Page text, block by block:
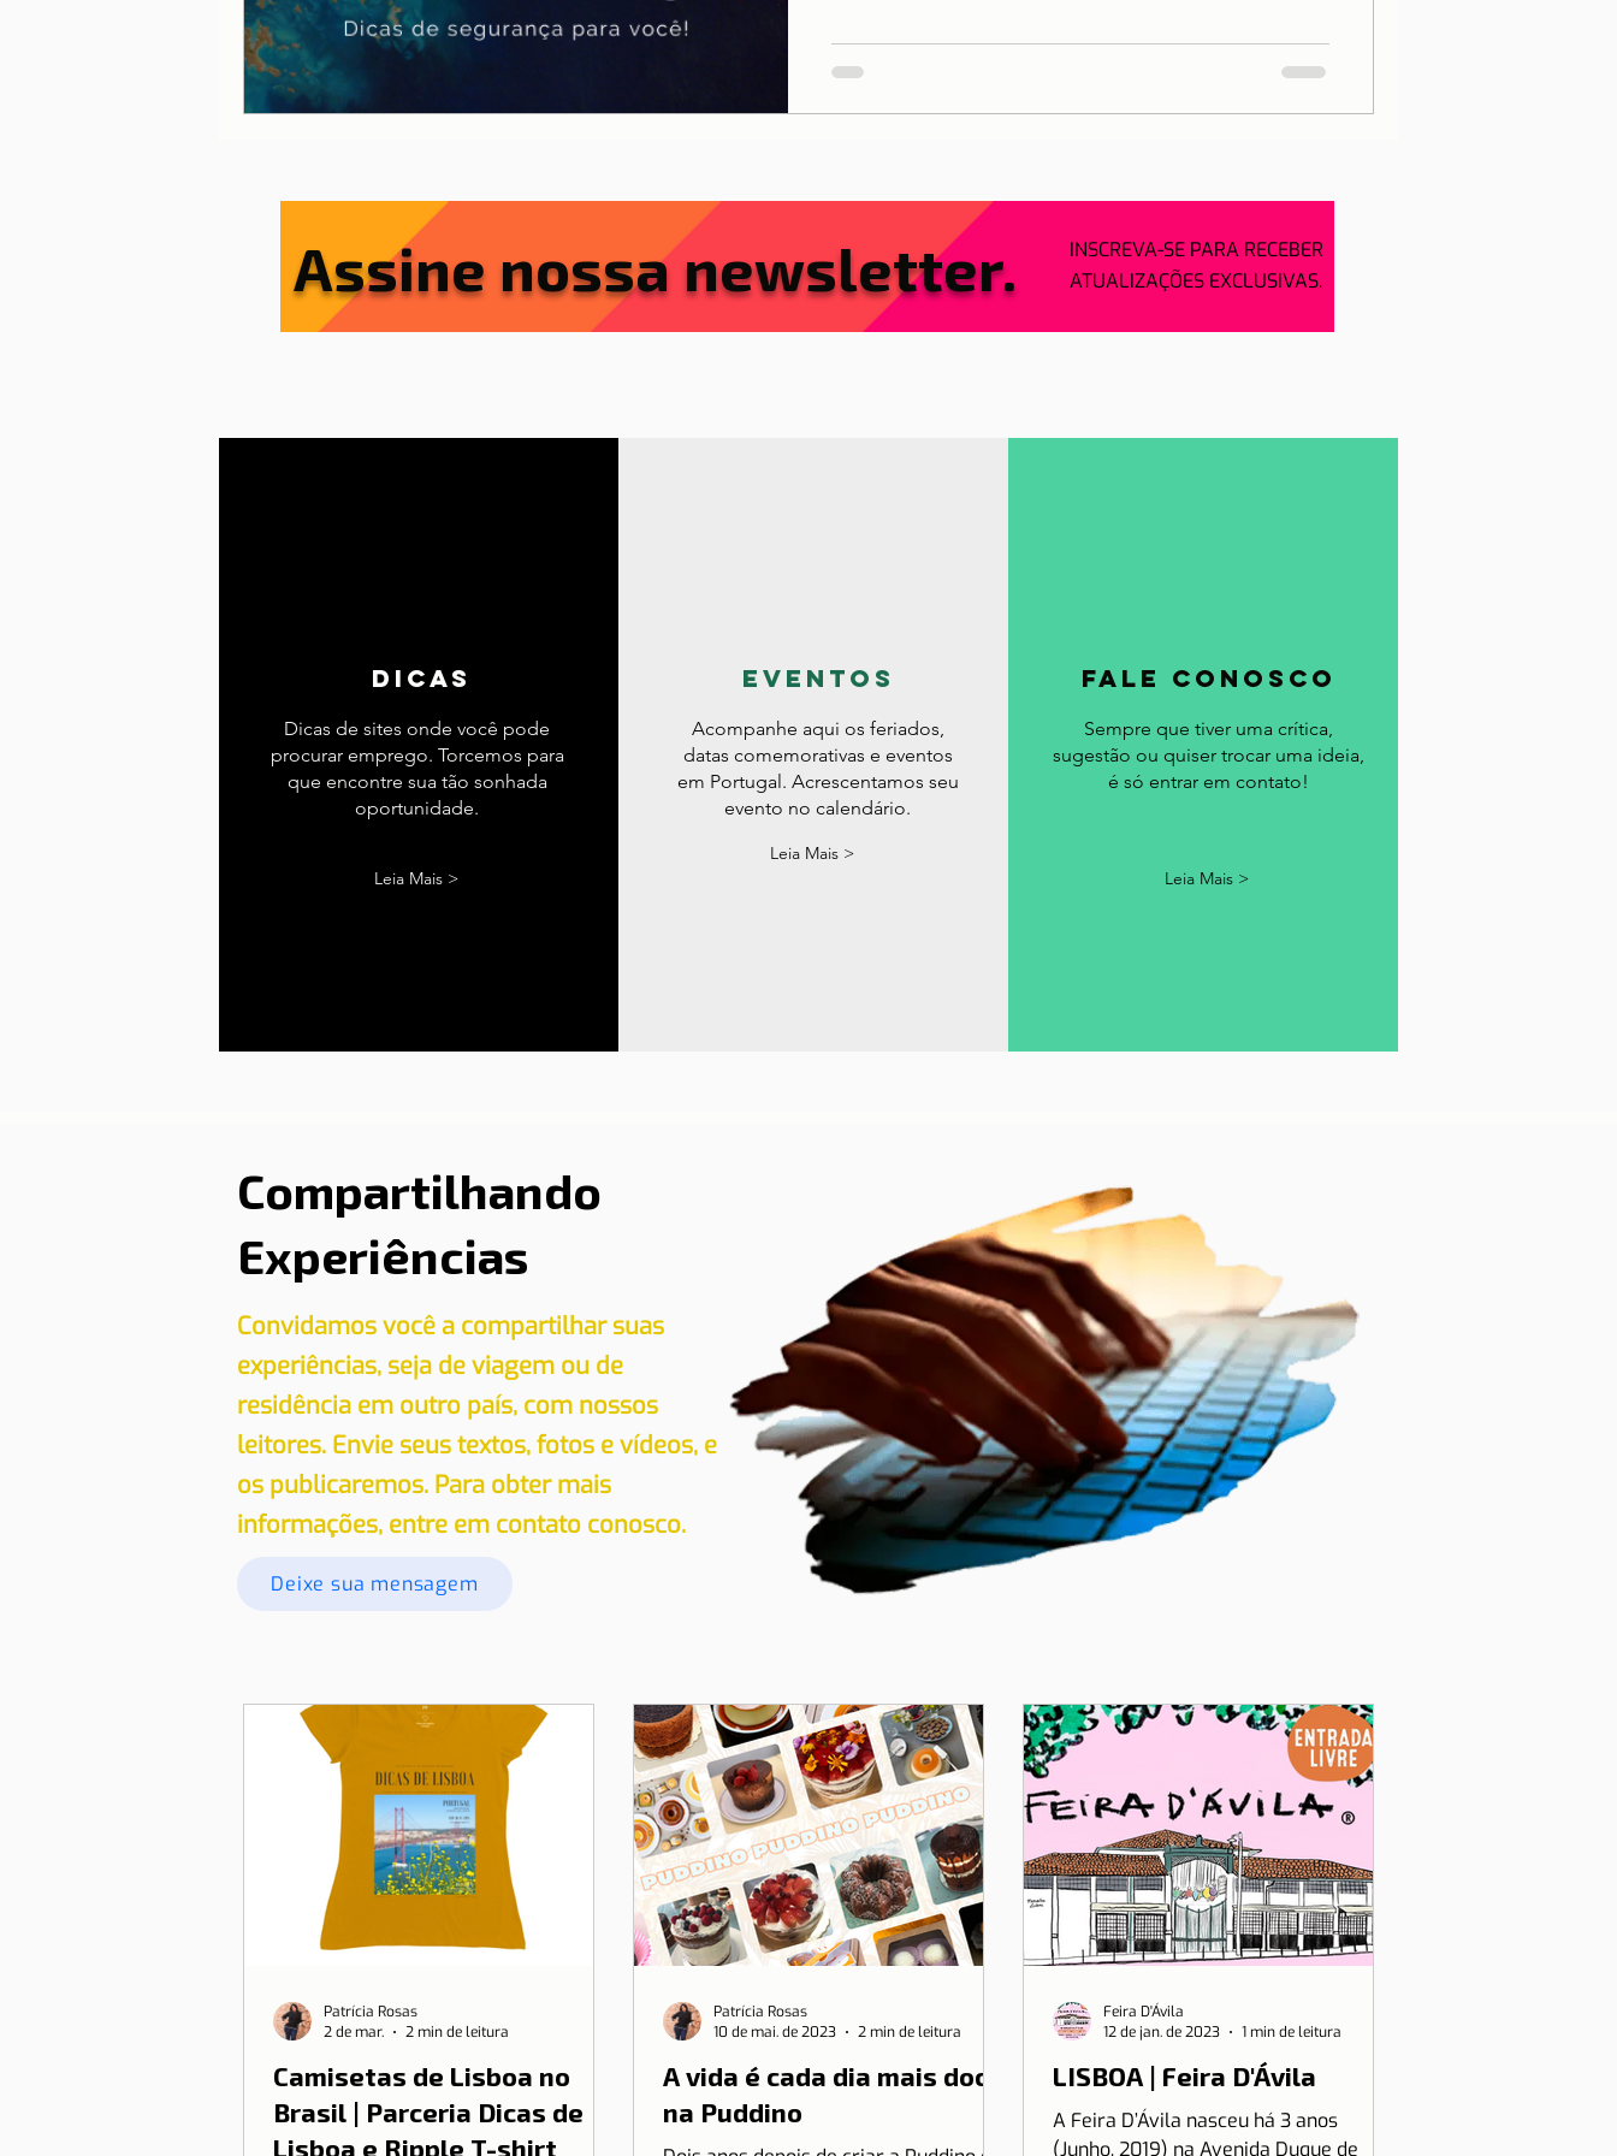
Assine nossa newsletter.
INSCREVA-SE PARA RECEBER
ATUALIZAÇÕES EXCLUSIVAS.
dicas
Dicas de sites onde você pode
procurar emprego. Torcemos para
que encontre sua tão sonhada
oportunidade.
Leia Mais >
eventos
Acompanhe aqui os feriados,
datas comemorativas e eventos
em Portugal. Acrescentamos seu
evento no calendário.
Leia Mais >
fale conosco
Sempre que tiver uma crítica,
sugestão ou quiser trocar uma ideia,
é só entrar em contato!
Leia Mais >
Compartilhando
Experiências
Convidamos você a compartilhar suas
experiências, seja de viagem ou de
residência em outro país, com nossos
leitores. Envie seus textos, fotos e vídeos, e
os publicaremos. Para obter mais
informações, entre em contato conosco.
Deixe sua mensagem
Camisetas de Lisboa no
Brasil | Parceria Dicas de
Lisboa e Ripple T-shirt
Patrícia Rosas
2 de mar.
2 min de leitura
A vida é cada dia mais doce
na Puddino
Patrícia Rosas
10 de mai. de 2023
2 min de leitura
LISBOA | Feira D'Ávila
A Feira D’Ávila nasceu há 3 anos
(Junho, 2019) na Avenida Duque de
Feira D'Ávila
12 de jan. de 2023
1 min de leitura